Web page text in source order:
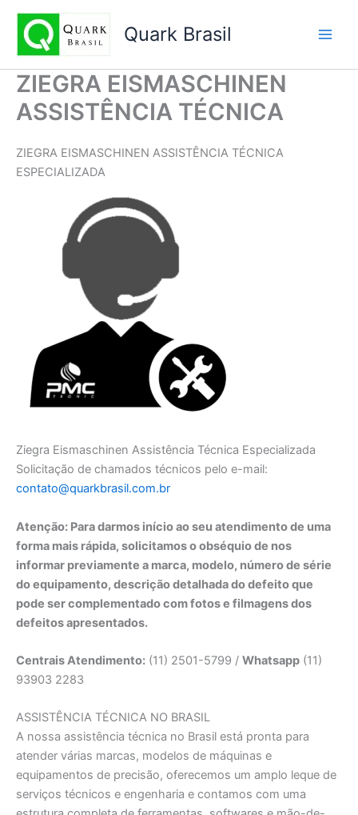
conteúdo
Quark Brasil
ZIEGRA EISMASCHINEN
ASSISTÊNCIA TÉCNICA
ZIEGRA EISMASCHINEN ASSISTÊNCIA TÉCNICA
ESPECIALIZADA
Ziegra Eismaschinen Assistência Técnica Especializada
Solicitação de chamados técnicos pelo e-mail:
contato@quarkbrasil.com.br
Atenção: Para darmos início ao seu atendimento de uma
forma mais rápida, solicitamos o obséquio de nos
informar previamente a marca, modelo, número de série
do equipamento, descrição detalhada do defeito que
pode ser complementado com fotos e filmagens dos
defeitos apresentados.
Centrais Atendimento: (11) 2501-5799 / Whatsapp (11)
93903 2283
ASSISTÊNCIA TÉCNICA NO BRASIL
A nossa assistência técnica no Brasil está pronta para
atender várias marcas, modelos de máquinas e
equipamentos de precisão, oferecemos um amplo leque de
serviços técnicos e engenharia e contamos com uma